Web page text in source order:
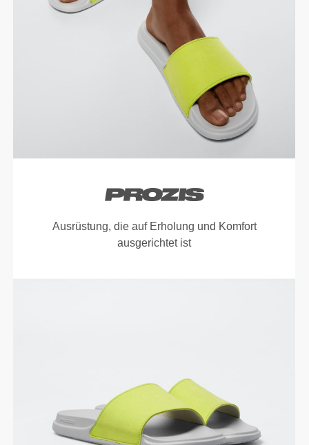
Ausrüstung, die auf Erholung und Komfort
ausgerichtet ist